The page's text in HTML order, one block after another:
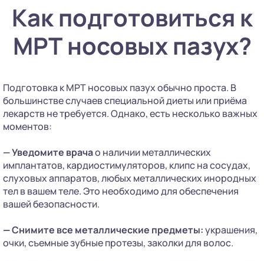
Как подготовиться к
МРТ носовых пазух?
Подготовка к МРТ носовых пазух обычно проста. В
большинстве случаев специальной диеты или приёма
лекарств не требуется. Однако, есть несколько важных
моментов:
— Уведомите врачао наличии металлических
имплантатов, кардиостимуляторов, клипс на сосудах,
слуховых аппаратов, любых металлических инородных
тел в вашем теле. Это необходимо для обеспечения
вашей безопасности.
—Снимите все металлические предметы:украшения,
очки, съемные зубные протезы, заколки для волос.